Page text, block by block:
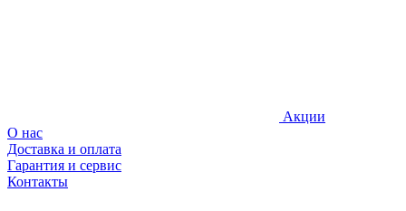
Акции
О нас
Доставка и оплата
Гарантия и сервис
Контакты